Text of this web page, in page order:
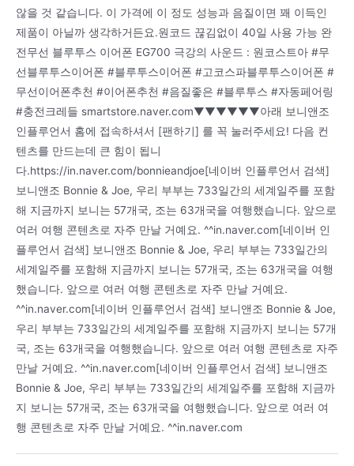
않을 것 같습니다. 이 가격에 이 정도 성능과 음질이면 꽤 이득인
제품이 아닐까 생각하거든요.원코드 끊김없이 40일 사용 가능 완
전무선 블루투스 이어폰 EG700 극강의 사운드 : 원코스트아 #무
선블루투스이어폰 #블루투스이어폰 #고코스파블루투스이어폰 #
무선이어폰추천 #이어폰추천 #음질좋은 #블루투스 #자동페어링
#충전크레들 smartstore.naver.com▼▼▼▼▼▼아래 보니앤조
인플루언서 홈에 접속하셔서 [팬하기] 를 꼭 눌러주세요! 다음 컨
텐츠를 만드는데 큰 힘이 됩니
다.https://in.naver.com/bonnieandjoe[네이버 인플루언서 검색]
보니앤조 Bonnie & Joe, 우리 부부는 733일간의 세계일주를 포함
해 지금까지 보니는 57개국, 조는 63개국을 여행했습니다. 앞으로
여러 여행 콘텐츠로 자주 만날 거예요. ^^in.naver.com[네이버 인
플루언서 검색] 보니앤조 Bonnie & Joe, 우리 부부는 733일간의
세계일주를 포함해 지금까지 보니는 57개국, 조는 63개국을 여행
했습니다. 앞으로 여러 여행 콘텐츠로 자주 만날 거예요.
^^in.naver.com[네이버 인플루언서 검색] 보니앤조 Bonnie & Joe,
우리 부부는 733일간의 세계일주를 포함해 지금까지 보니는 57개
국, 조는 63개국을 여행했습니다. 앞으로 여러 여행 콘텐츠로 자주
만날 거예요. ^^in.naver.com[네이버 인플루언서 검색] 보니앤조
Bonnie & Joe, 우리 부부는 733일간의 세계일주를 포함해 지금까
지 보니는 57개국, 조는 63개국을 여행했습니다. 앞으로 여러 여
행 콘텐츠로 자주 만날 거예요. ^^in.naver.com